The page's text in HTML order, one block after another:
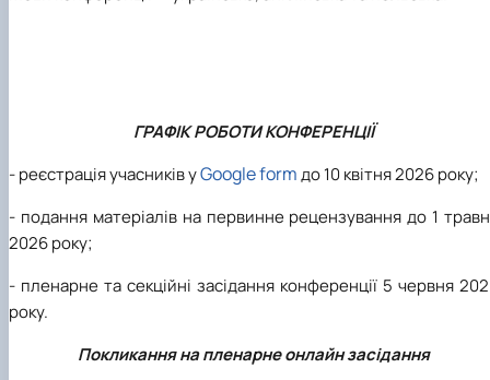
ГРАФІК РОБОТИ КОНФЕРЕНЦІЇ
- реєстрація учасників уGoogle formдо 10 квітня 2026року;
- подання матеріалів на первинне рецензування до 1
2026року;
- пленарне та секційні засідання конференції 5 червня 202
року.
Покликання на пленарне онлайн засідання